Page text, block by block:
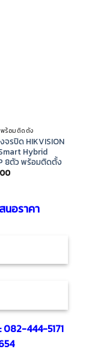
พร้อมติดตั้ง
รปิด HIKVISION
Hybrid
8ตัว พร้อมติดตั้ง
นอราคา
082-444-5171